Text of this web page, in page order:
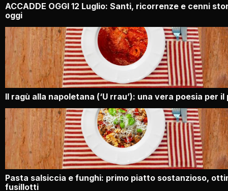
ACCADDE OGGI 12 Luglio: Santi, ricorrenze e cenni
oggi
Il ragù alla napoletana (‘U rrau’): una vera poesia per il
Pasta salsiccia e funghi: primo piatto sostanzioso,
fusillotti